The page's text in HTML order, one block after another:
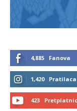
4,885 Fanova
1,420 Pratilaca
423